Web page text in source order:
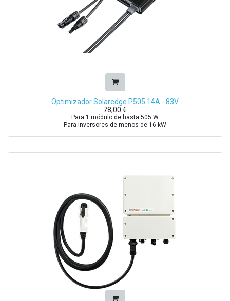
Optimizador Solaredge P505 14A - 83V
78,00 €
Para 1 módulo de hasta 505 W
Para inversores de menos de 16 kW